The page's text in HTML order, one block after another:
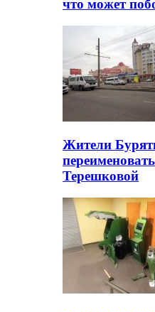
что может
Жители
Терешковой